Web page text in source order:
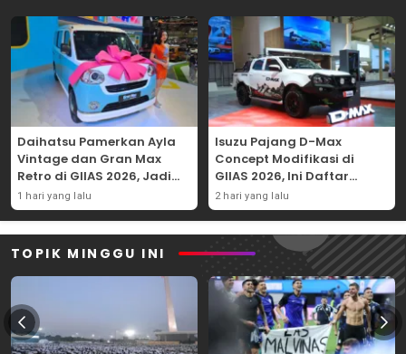
Daihatsu Pamerkan Ayla
Vintage dan Gran Max
Retro di GIIAS 2026, Jadi
Hadiah Undian
1 hari yang lalu
Isuzu Pajang D-Max
Concept Modifikasi di
GIIAS 2026, Ini Daftar
Ubahannya
2 hari yang lalu
TOPIK MINGGU INI